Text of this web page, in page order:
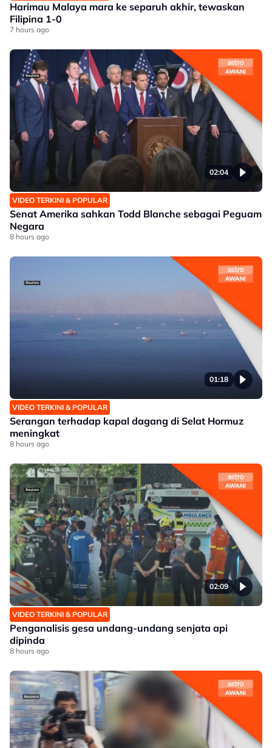
Harimau Malaya mara ke separuh akhir, tewaskan
Filipina 1-0
7 hours ago
02:04
VIDEO TERKINI & POPULAR
Senat Amerika sahkan Todd Blanche sebagai Peguam
Negara
8 hours ago
01:18
VIDEO TERKINI & POPULAR
Serangan terhadap kapal dagang di Selat Hormuz
meningkat
8 hours ago
02:09
VIDEO TERKINI & POPULAR
Penganalisis gesa undang-undang senjata api
dipinda
8 hours ago